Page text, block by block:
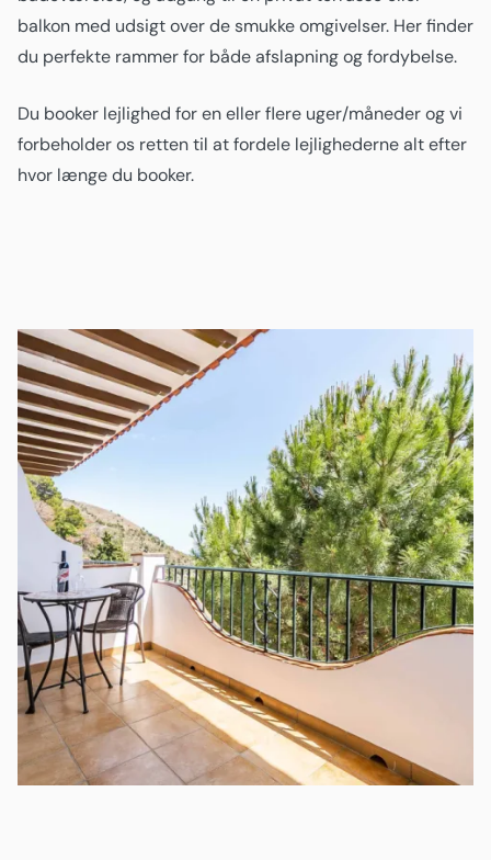
balkon med udsigt over de smukke omgivelser. Her finder
du perfekte rammer for både afslapning og fordybelse.
Du booker lejlighed for en eller flere uger/måneder og vi
forbeholder os retten til at fordele lejlighederne alt efter
hvor længe du booker.